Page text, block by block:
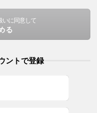
いに同意して
る
ントで登録